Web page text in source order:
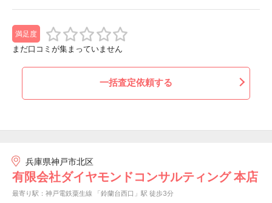
満足度
まだ口コミが集まっていません
一括査定依頼する
兵庫県神戸市北区
有限会社ダイヤモンドコンサルティング 本店
最寄り駅：神戸電鉄粟生線 「鈴蘭台西口」駅 徒歩3分